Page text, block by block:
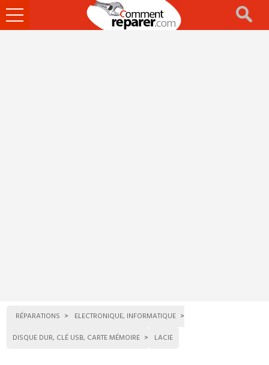
Ouvrir
le
RÉPARATIONS
ELECTRONIQUE, INFORMATIQUE
DISQUE DUR, CLÉ USB, CARTE MÉMOIRE
LACIE